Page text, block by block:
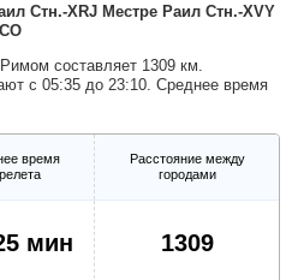
Стн.-XRJ Местре Раил Стн.-XVY
составляет 1309 км.
с 05:35 до 23:10. Среднее время
время
Расстояние между
городами
мин 1309